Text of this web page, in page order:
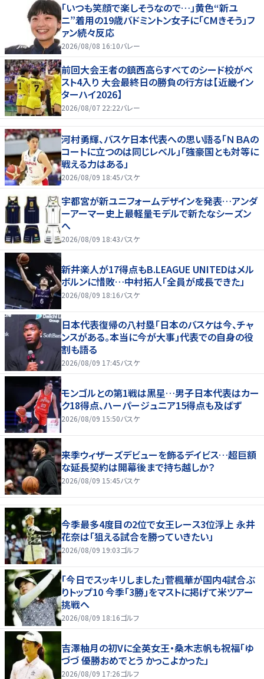
「いつも笑顔で楽しそうなので…」黄色“新ユ
ニ”着用の19歳バドミントン女子に「CMきそう」フ
ァン続々反応
2026/08/08 16:10バレー
前回大会王者の鎮西高らすべてのシード校がベ
スト4入り 大会最終日の勝負の行方は【近畿イン
ターハイ2026】
2026/08/07 22:22バレー
河村勇輝、バスケ日本代表への思い語る「ＮＢＡの
コートに立つのは同じレベル」「強豪国とも対等に
戦える力はある」
2026/08/09 18:45バスケ
宇都宮が新ユニフォームデザインを発表…アンダ
ーアーマー史上最軽量モデルで新たなシーズン
へ
2026/08/09 18:43バスケ
新井楽人が17得点もB.LEAGUE UNITEDはメル
ボルンに惜敗…中村拓人「全員が成長できた」
2026/08/09 18:16バスケ
日本代表復帰の八村塁「日本のバスケは今、チャ
ンスがある。本当に今が大事」代表での自身の役
割も語る
2026/08/09 17:45バスケ
モンゴルとの第1戦は黒星…男子日本代表はカー
ク18得点、ハーパージュニア15得点も及ばず
2026/08/09 15:50バスケ
来季ウィザーズデビューを飾るデイビス…超巨額
な延長契約は開幕後まで持ち越しか？
2026/08/09 15:45バスケ
今季最多4度目の2位で女王レース3位浮上 永井
花奈は「狙える試合を勝っていきたい」
2026/08/09 19:03ゴルフ
「今日でスッキリしました」菅楓華が国内4試合ぶ
りトップ10 今季「3勝」をマストに掲げて米ツアー
挑戦へ
2026/08/09 18:16ゴルフ
吉澤柚月の初Vに全英女王・桑木志帆も祝福「ゆ
づづ 優勝おめでとう かっこよかった」
2026/08/09 17:26ゴルフ